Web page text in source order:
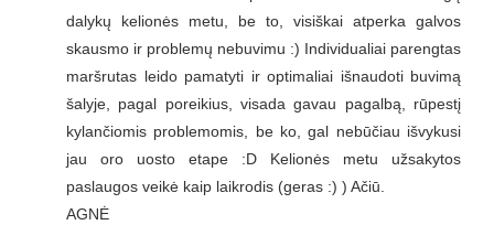
dalykų kelionės metu, be to, visiškai atperka galvos
skausmo ir problemų nebuvimu :) Individualiai parengtas
maršrutas leido pamatyti ir optimaliai išnaudoti buvimą
šalyje, pagal poreikius, visada gavau pagalbą, rūpestį
kylančiomis problemomis, be ko, gal nebūčiau išvykusi
jau oro uosto etape :D Kelionės metu užsakytos
paslaugos veikė kaip laikrodis (geras :) ) Ačiū.
AGNĖ